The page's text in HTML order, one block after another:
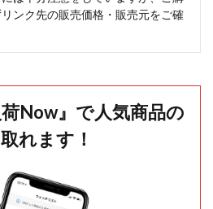
ンク先の販売価格・販売元をご確
Now』で人気商品の
れます！